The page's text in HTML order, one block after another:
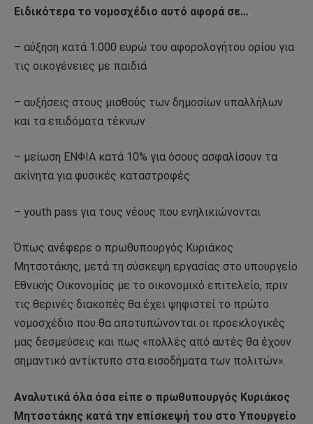
Ειδικότερα το νομοσχέδιο αυτό αφορά σε…
– αύξηση κατά 1.000 ευρώ του αφορολογήτου ορίου για
τις οικογένειες με παιδιά
– αυξήσεις στους μισθούς των δημοσίων υπαλλήλων
και τα επιδόματα τέκνων
– μείωση ΕΝΦΙΑ κατά 10% για όσους ασφαλίσουν τα
ακίνητα για φυσικές καταστροφές
– youth pass για τους νέους που ενηλικιώνονται
Όπως ανέφερε ο πρωθυπουργός Κυριάκος
Μητσοτάκης, μετά τη σύσκεψη εργασίας στο υπουργείο
Εθνικής Οικονομίας με το οικονομικό επιτελείο, πριν
τις θερινές διακοπές θα έχει ψηφιστεί το πρώτο
νομοσχέδιο που θα αποτυπώνονται οι προεκλογικές
μας δεσμεύσεις και πως «πολλές από αυτές θα έχουν
σημαντικό αντίκτυπο στα εισοδήματα των πολιτών».
Αναλυτικά όλα όσα είπε ο πρωθυπουργός Κυριάκος
Μητσοτάκης κατά την επίσκεψή του στο Υπουργείο